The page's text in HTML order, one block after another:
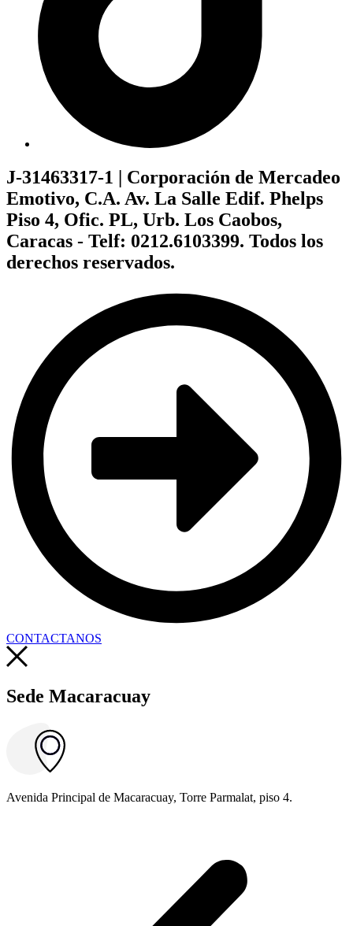
J-31463317-1 | Corporación de Mercadeo
Emotivo, C.A. Av. La Salle Edif. Phelps
Piso 4, Ofic. PL, Urb. Los Caobos,
Caracas - Telf: 0212.6103399. Todos los
derechos reservados.
CONTACTANOS
Sede Macaracuay
Avenida Principal de Macaracuay, Torre Parmalat, piso 4.